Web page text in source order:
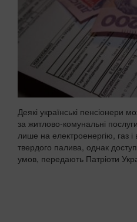
Деякі українські пенсіонери
за житлово-комунальні
лише на електроенергію, газ
твердого палива, однак
умов, передають Патріоти